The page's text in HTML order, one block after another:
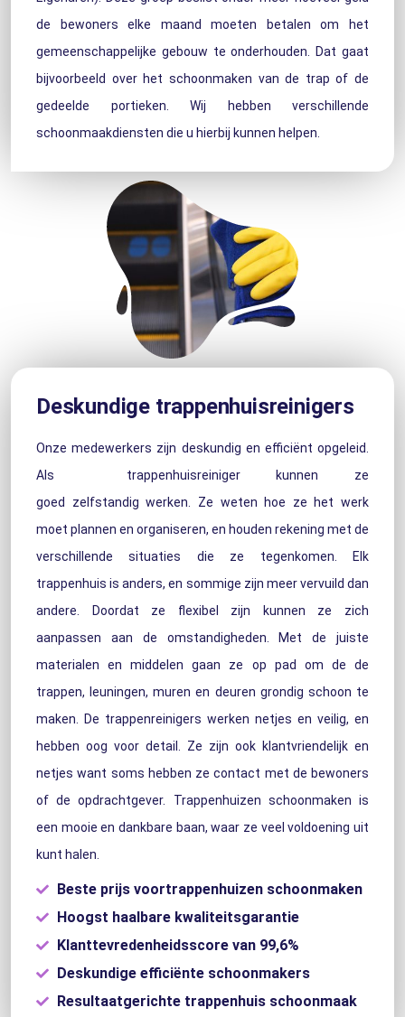
de bewoners elke maand moeten betalen om het
gemeenschappelijke gebouw te onderhouden. Dat gaat
bijvoorbeeld over het schoonmaken van de trap of de
gedeelde portieken. Wij hebben verschillende
schoonmaakdiensten die u hierbij kunnen helpen.
Deskundige trappenhuisreinigers
Onze medewerkers zijn deskundig en efficiënt opgeleid.
Als trappenhuisreiniger kunnen ze
goed zelfstandig werken. Ze weten hoe ze het werk
moet plannen en organiseren, en houden rekening met de
verschillende situaties die ze tegenkomen. Elk
trappenhuis is anders, en sommige zijn meer vervuild dan
andere. Doordat ze flexibel zijn kunnen ze zich
aanpassen aan de omstandigheden. Met de juiste
materialen en middelen gaan ze op pad om de de
trappen, leuningen, muren en deuren grondig schoon te
maken. De trappenreinigers werken netjes en veilig, en
hebben oog voor detail. Ze zijn ook klantvriendelijk en
netjes want soms hebben ze contact met de bewoners
of de opdrachtgever. Trappenhuizen schoonmaken is
een mooie en dankbare baan, waar ze veel voldoening uit
kunt halen.
Beste prijs voortrappenhuizen schoonmaken
Hoogst haalbare kwaliteitsgarantie
Klanttevredenheidsscore van 99,6%
Deskundige efficiënte schoonmakers
Resultaatgerichte trappenhuis schoonmaak